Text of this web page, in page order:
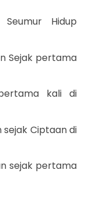
Hidup
Sejak pertama
kali di
sejak Ciptaan di
sejak pertama